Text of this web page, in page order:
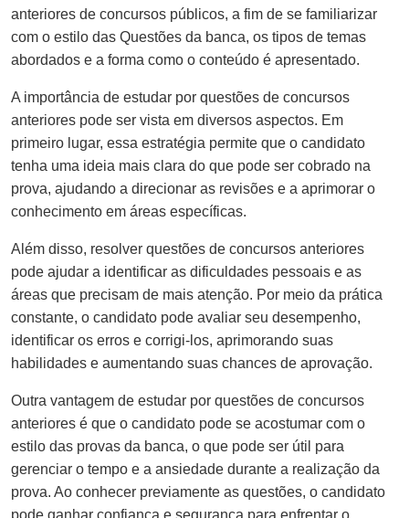
anteriores de concursos públicos, a fim de se familiarizar
com o estilo das Questões da banca, os tipos de temas
abordados e a forma como o conteúdo é apresentado.
A importância de estudar por questões de concursos
anteriores pode ser vista em diversos aspectos. Em
primeiro lugar, essa estratégia permite que o candidato
tenha uma ideia mais clara do que pode ser cobrado na
prova, ajudando a direcionar as revisões e a aprimorar o
conhecimento em áreas específicas.
Além disso, resolver questões de concursos anteriores
pode ajudar a identificar as dificuldades pessoais e as
áreas que precisam de mais atenção. Por meio da prática
constante, o candidato pode avaliar seu desempenho,
identificar os erros e corrigi-los, aprimorando suas
habilidades e aumentando suas chances de aprovação.
Outra vantagem de estudar por questões de concursos
anteriores é que o candidato pode se acostumar com o
estilo das provas da banca, o que pode ser útil para
gerenciar o tempo e a ansiedade durante a realização da
prova. Ao conhecer previamente as questões, o candidato
pode ganhar confiança e segurança para enfrentar o